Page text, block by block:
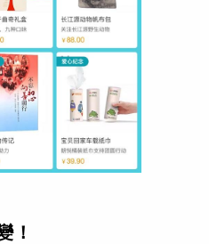
！